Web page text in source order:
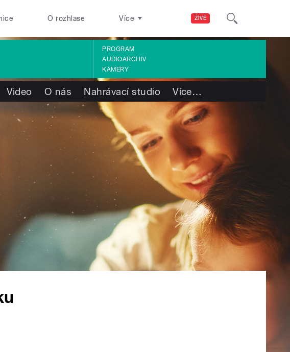
ŽIVĚ
O rozhlase Více
PROGRAM
AUDIOARCHIV
KAMERY
Video O nás Nahrávací studio Více…